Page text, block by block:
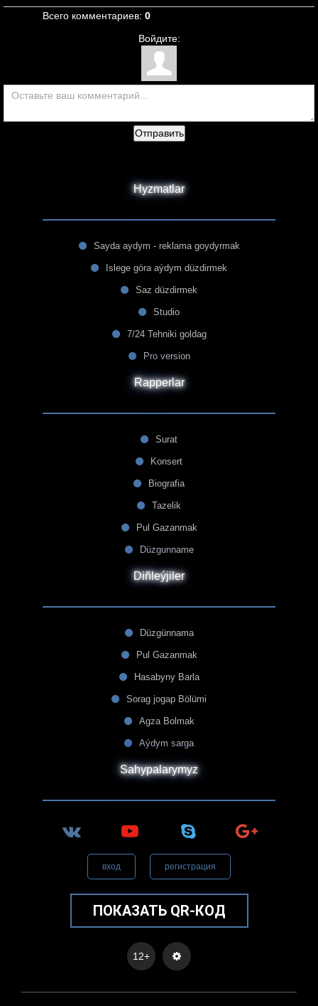
Всего комментариев: 0
Войдите:
Отправить
Hyzmatlar
Sayda aydym - reklama goydyrmak
Islege göra aýdym düzdirmek
Saz düzdirmek
Studio
7/24 Tehniki goldag
Pro version
Rapperlar
Surat
Konsert
Biografia
Tazelik
Pul Gazanmak
Düzgunname
Diñleýjiler
Düzgünnama
Pul Gazanmak
Hasabyny Barla
Sorag jogap Bölümi
Agza Bolmak
Aýdym sarga
Sahypalarymyz
вход регистрация
ПОКАЗАТЬ QR-КОД
12+